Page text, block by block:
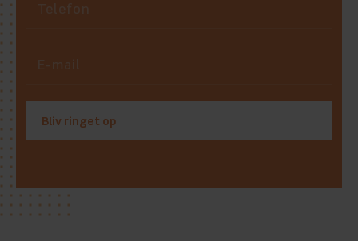
Bliv ringet op